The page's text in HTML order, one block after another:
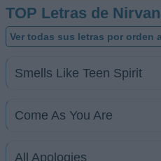
TOP Letras de
Ver todas sus letras por orden
Smells Like Teen Spirit
Come As You Are
All Apologies